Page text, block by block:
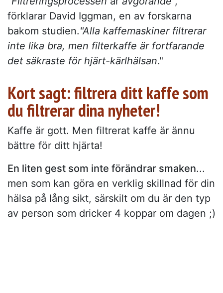
förklarar David Iggman, en av forskarna
bakom studien."Alla kaffemaskiner filtrerar
inte lika bra, men filterkaffe är fortfarande
det säkraste för hjärt-kärlhälsan."
Kort sagt: filtrera ditt kaffe som
du filtrerar dina nyheter!
Kaffe är gott. Men filtrerat kaffe är ännu
bättre för ditt hjärta!
En liten gest som inte förändrar smaken...
men som kan göra en verklig skillnad för din
hälsa på lång sikt, särskilt om du är den typ
av person som dricker 4 koppar om dagen ;)